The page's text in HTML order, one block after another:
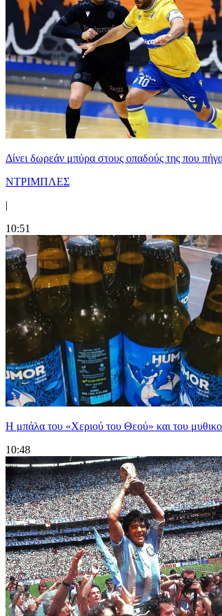
Δίνει δωρεάν μπύρα στους οπαδούς της που
ΝΤΡΙΜΠΛΕΣ
|
10:51
Η μπάλα του «Χεριού του Θεού» και του
10:48